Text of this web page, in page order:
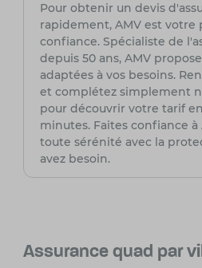
Pour obtenir un devis
rapidement, AMV est votre
confiance. Spécialiste de
depuis 50 ans, AMV
adaptées à vos besoins.
et complétez simplement
pour découvrir votre tarif
minutes. Faites confiance à
toute sérénité avec la
avez besoin.
Assurance quad par